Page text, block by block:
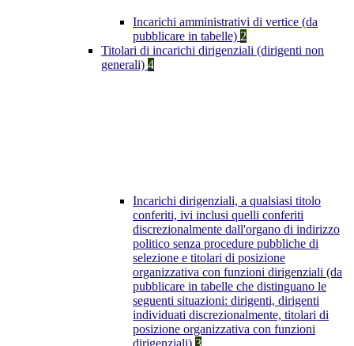
Incarichi amministrativi di vertice (da
pubblicare in tabelle) 2
Titolari di incarichi dirigenziali (dirigenti non
generali) 4
Incarichi dirigenziali, a qualsiasi titolo
conferiti, ivi inclusi quelli conferiti
discrezionalmente dall'organo di indirizzo
politico senza procedure pubbliche di
selezione e titolari di posizione
organizzativa con funzioni dirigenziali (da
pubblicare in tabelle che distinguano le
seguenti situazioni: dirigenti, dirigenti
individuati discrezionalmente, titolari di
posizione organizzativa con funzioni